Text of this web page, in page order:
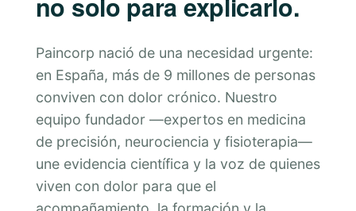
Paincorp nació de una necesidad urgente:
en España, más de 9 millones de personas
conviven con dolor crónico. Nuestro
equipo fundador —expertos en medicina
de precisión, neurociencia y fisioterapia—
une evidencia científica y la voz de quienes
viven con dolor para que el